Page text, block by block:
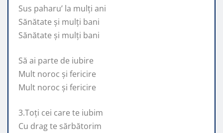
Sus paharu’ la mulți ani
Sănătate și mulți bani
Sănătate și mulți bani
Să ai parte de iubire
Mult noroc și fericire
Mult noroc și fericire
3.Toți cei care te iubim
Cu drag te sărbătorim